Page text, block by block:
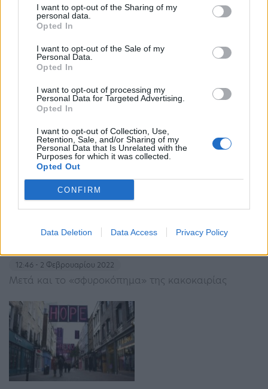
I want to opt-out of the Sharing of my
personal data.
Opted In
I want to opt-out of the Sale of my
Personal Data.
Opted In
I want to opt-out of processing my
Personal Data for Targeted Advertising.
Opted In
I want to opt-out of Collection, Use,
Retention, Sale, and/or Sharing of my
Personal Data that Is Unrelated with the
Purposes for which it was collected.
Opted Out
CONFIRM
Data Deletion Data Access Privacy Policy
Καναδάς: Σε ισχύ μετά από 50 χρόνια ο νόμος
έκτακτης ανάγκης για την καταστολή των
ταραχών
«Οι αποκλεισμοί βλάπτουν την οικονομία μας και
θέτουν σε κίνδυνο τη δημόσια ασφάλεια», δήλωσε ο
Τριντό κατά τη διάρκεια συνέντευξης Τύπου
Σε κατάσταση έκτακτης ανάγκης Πολιτικής
12:46 - 2 Φεβρουαρίου 2022
Μετά και το «σφυροκόπημα» της κακοκαιρίας